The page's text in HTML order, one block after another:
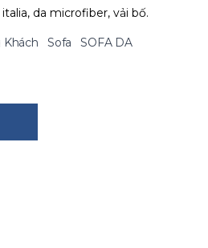
da microfiber, vải bố.
Sofa SOFA DA